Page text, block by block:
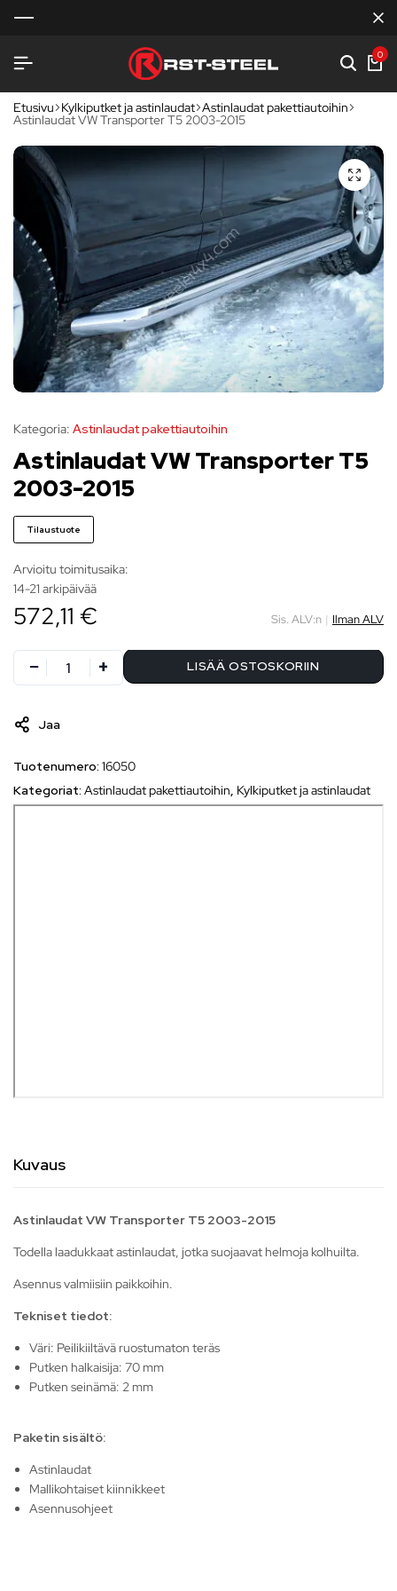
0
Etusivu Kylkiputket ja astinlaudat Astinlaudat pakettiautoihin
Astinlaudat VW Transporter T5 2003-2015
Kategoria: Astinlaudat pakettiautoihin
Astinlaudat VW Transporter T5
2003-2015
Tilaustuote
Arvioitu toimitusaika:
14-21 arkipäivää
572,11 € Sis. ALV:n | Ilman ALV
LISÄÄ OSTOSKORIIN
Jaa
Tuotenumero: 16050
Kategoriat: Astinlaudat pakettiautoihin, Kylkiputket ja astinlaudat
Kuvaus
Astinlaudat VW Transporter T5 2003-2015
Todella laadukkaat astinlaudat, jotka suojaavat helmoja kolhuilta.
Asennus valmiisiin paikkoihin.
Tekniset tiedot:
Väri: Peilikiiltävä ruostumaton teräs
Putken halkaisija: 70 mm
Putken seinämä: 2 mm
Paketin sisältö:
Astinlaudat
Mallikohtaiset kiinnikkeet
Asennusohjeet